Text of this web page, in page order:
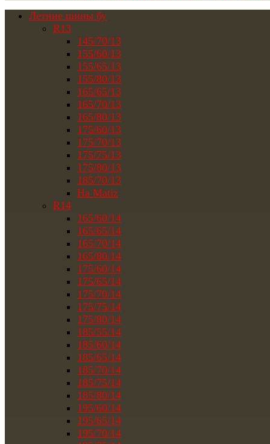
Летние шины бу
R13
145/70/13
155/60/13
155/65/13
155/80/13
165/65/13
165/70/13
165/80/13
175/60/13
175/70/13
175/75/13
175/80/13
185/70/13
На Matiz
R14
165/60/14
165/65/14
165/70/14
165/80/14
175/60/14
175/65/14
175/70/14
175/75/14
175/80/14
185/55/14
185/60/14
185/65/14
185/70/14
185/75/14
185/80/14
195/60/14
195/65/14
195/70/14